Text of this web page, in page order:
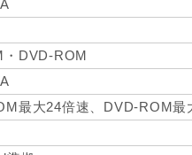
DVD-ROM
最大24倍速、DVD-ROM最